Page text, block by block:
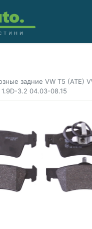
задние VW T5 (ATE)
1.9D-3.2 04.03-08.15